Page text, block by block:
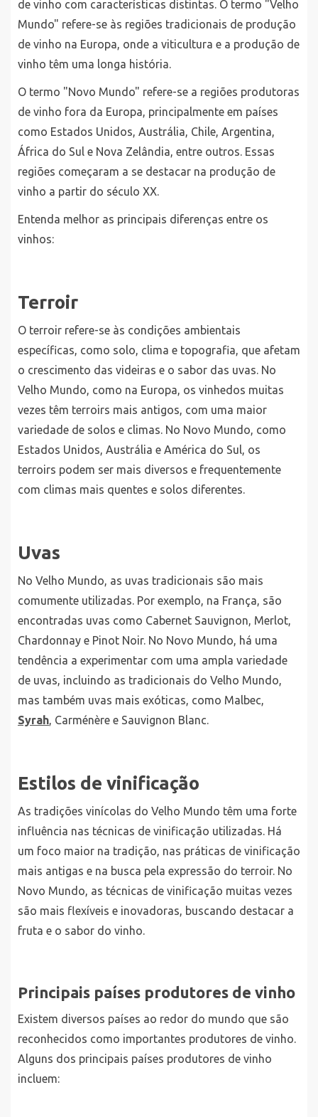
de vinho com características distintas. O termo "Velho
Mundo" refere-se às regiões tradicionais de produção
de vinho na Europa, onde a viticultura e a produção de
vinho têm uma longa história.
O termo "Novo Mundo" refere-se a regiões produtoras
de vinho fora da Europa, principalmente em países
como Estados Unidos, Austrália, Chile, Argentina,
África do Sul e Nova Zelândia, entre outros. Essas
regiões começaram a se destacar na produção de
vinho a partir do século XX.
Entenda melhor as principais diferenças entre os
vinhos:
Terroir
O terroir refere-se às condições ambientais
específicas, como solo, clima e topografia, que afetam
o crescimento das videiras e o sabor das uvas. No
Velho Mundo, como na Europa, os vinhedos muitas
vezes têm terroirs mais antigos, com uma maior
variedade de solos e climas. No Novo Mundo, como
Estados Unidos, Austrália e América do Sul, os
terroirs podem ser mais diversos e frequentemente
com climas mais quentes e solos diferentes.
Uvas
No Velho Mundo, as uvas tradicionais são mais
comumente utilizadas. Por exemplo, na França, são
encontradas uvas como Cabernet Sauvignon, Merlot,
Chardonnay e Pinot Noir. No Novo Mundo, há uma
tendência a experimentar com uma ampla variedade
de uvas, incluindo as tradicionais do Velho Mundo,
mas também uvas mais exóticas, como Malbec,
Syrah, Carménère e Sauvignon Blanc.
Estilos de vinificação
As tradições vinícolas do Velho Mundo têm uma forte
influência nas técnicas de vinificação utilizadas. Há
um foco maior na tradição, nas práticas de vinificação
mais antigas e na busca pela expressão do terroir. No
Novo Mundo, as técnicas de vinificação muitas vezes
são mais flexíveis e inovadoras, buscando destacar a
fruta e o sabor do vinho.
Principais países produtores de vinho
Existem diversos países ao redor do mundo que são
reconhecidos como importantes produtores de vinho.
Alguns dos principais países produtores de vinho
incluem: